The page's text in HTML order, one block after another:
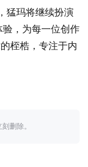
猛玛将继续扮演
验，为每一位创作
桎梏，专注于内
删除。